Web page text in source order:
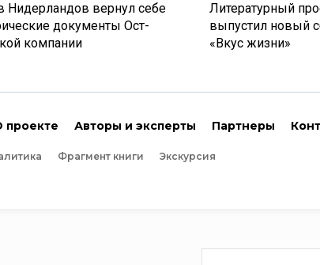
Нидерландов вернул себе
документы Ост-
компании
Литературный
выпустил новый
«Вкус жизни»
проекте Авторы и эксперты Партнеры
Фрагмент книги Экскурсия